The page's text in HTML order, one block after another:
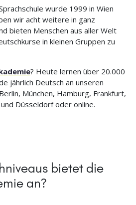
wurde 1999 in Wien
wir acht weitere in ganz
bieten Menschen aus aller Welt
in kleinen Gruppen zu
? Heute lernen über 20.000
jährlich Deutsch an unseren
München, Hamburg, Frankfurt,
Düsseldorf oder online.
bietet die
an?